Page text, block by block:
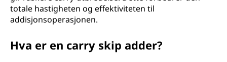
totale hastigheten og effektiviteten til
addisjonsoperasjonen.
Hva er en carry skip adder?